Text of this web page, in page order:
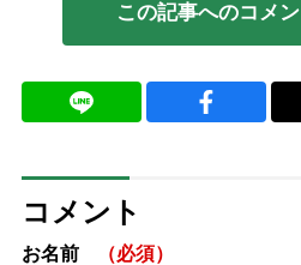
この記事へのコメ
コメント
お名前 （必須）